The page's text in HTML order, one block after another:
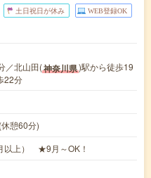
土日祝日が休み WEB登録OK
／北山田(神奈川県)駅から徒歩19
22分
憩60分)
以上） ★9月～OK！